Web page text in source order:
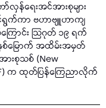
န်ရေးအင်အားစုများ
င်ရွက်ကာ ဗဟာဗျူဟာကျ
ောင်း သြဂုတ် ၁၉ ရက်
မြောက် အထိမ်းအမှတ်
းစုသစ် (New
က ထုတ်ပြန်ကြေညာလိုက်